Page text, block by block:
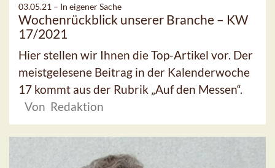
03.05.21 – In eigener Sache
Wochenrückblick unserer Branche – KW
17/2021
Hier stellen wir Ihnen die Top-Artikel vor. Der
meistgelesene Beitrag in der Kalenderwoche
17 kommt aus der Rubrik „Auf den Messen“.
Von Redaktion